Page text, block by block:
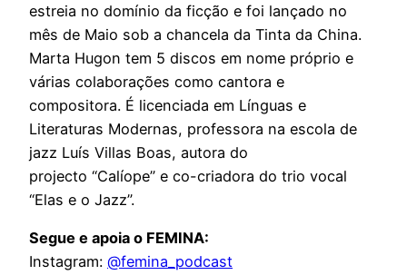
estreia no domínio da ficção e foi lançado no
mês de Maio sob a chancela da Tinta da China.
Marta Hugon tem 5 discos em nome próprio e
várias colaborações como cantora e
compositora. É licenciada em Línguas e
Literaturas Modernas, professora na escola de
jazz Luís Villas Boas, autora do
projecto “Calíope” e co-criadora do trio vocal
“Elas e o Jazz”.
Segue e apoia o FEMINA:
Instagram: @femina_podcast